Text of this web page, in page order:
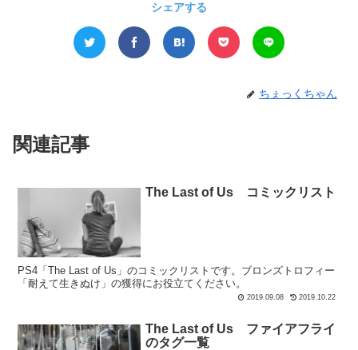
シェアする
ちぇっくちゃん
関連記事
The Last of Us コミックリスト
PS4「The Last of Us」のコミックリストです。ブロンズトロフィー
「耐えて生きぬけ」の獲得にお役立てください。
2019.09.08 2019.10.22
The Last of Us ファイアフライ
のタグ一覧